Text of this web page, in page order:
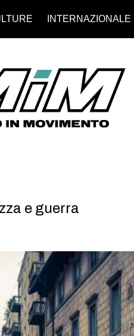
INTERNAZIONALE
e guerra